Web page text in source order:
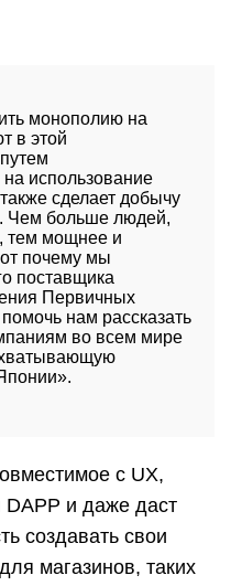
монополию на
в этой
использование
сделает добычу
Чем больше людей,
тем мощнее и
почему мы
поставщика
Первичных
нам рассказать
во всем мире
с UX,
и даже даст
создавать свои
магазинов, таких